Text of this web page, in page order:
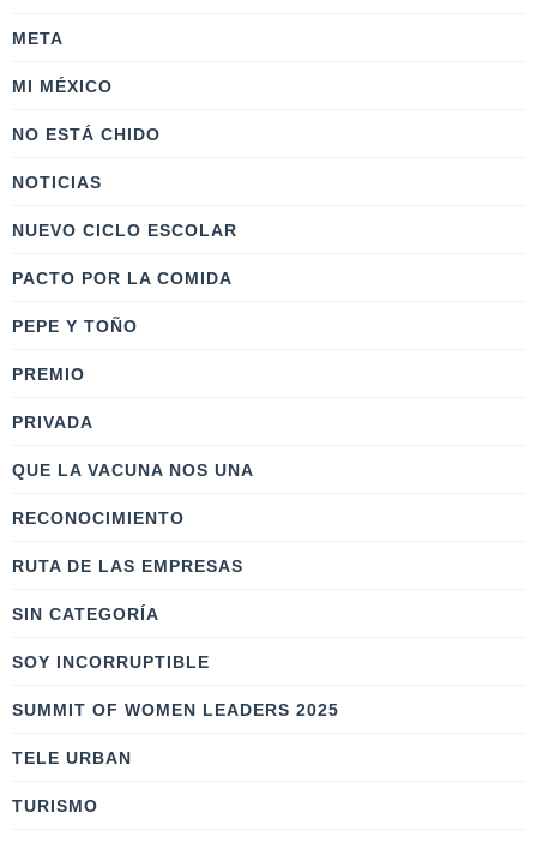
META
MI MÉXICO
NO ESTÁ CHIDO
NOTICIAS
NUEVO CICLO ESCOLAR
PACTO POR LA COMIDA
PEPE Y TOÑO
PREMIO
PRIVADA
QUE LA VACUNA NOS UNA
RECONOCIMIENTO
RUTA DE LAS EMPRESAS
SIN CATEGORÍA
SOY INCORRUPTIBLE
SUMMIT OF WOMEN LEADERS 2025
TELE URBAN
TURISMO